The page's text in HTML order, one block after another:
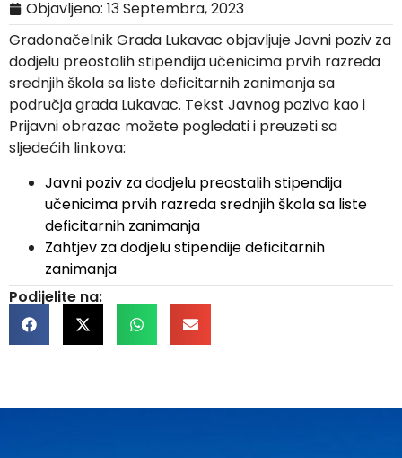
Objavljeno: 13 Septembra, 2023
Gradonačelnik Grada Lukavac objavljuje Javni poziv za
dodjelu preostalih stipendija učenicima prvih razreda
srednjih škola sa liste deficitarnih zanimanja sa
područja grada Lukavac. Tekst Javnog poziva kao i
Prijavni obrazac možete pogledati i preuzeti sa
sljedećih linkova:
Javni poziv za dodjelu preostalih stipendija
učenicima prvih razreda srednjih škola sa liste
deficitarnih zanimanja
Zahtjev za dodjelu stipendije deficitarnih
zanimanja
Podijelite na: